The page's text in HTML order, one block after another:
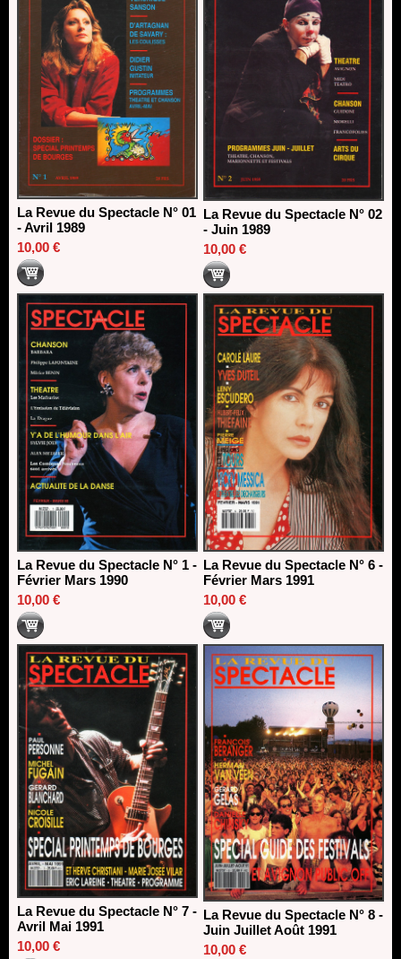
La Revue du Spectacle N° 01
- Avril 1989
10,00 €
La Revue du Spectacle N° 02
- Juin 1989
10,00 €
La Revue du Spectacle N° 1 -
Février Mars 1990
10,00 €
La Revue du Spectacle N° 6 -
Février Mars 1991
10,00 €
La Revue du Spectacle N° 7 -
Avril Mai 1991
10,00 €
La Revue du Spectacle N° 8 -
Juin Juillet Août 1991
10,00 €